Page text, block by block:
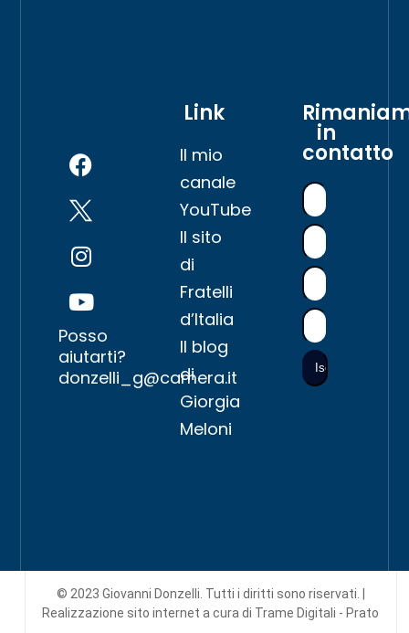
Posso
aiutarti?
donzelli_g@camera.it
Link
Il mio
canale
YouTube
Il sito
di
Fratelli
d’Italia
Il blog
di
Giorgia
Meloni
in
contatto
© 2023 Giovanni Donzelli. Tutti i diritti sono riservati. |
Realizzazione sito interneta cura di Trame Digitali - Prato